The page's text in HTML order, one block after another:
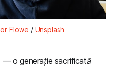
Flowe / Unsplash
— o generație sacrificată